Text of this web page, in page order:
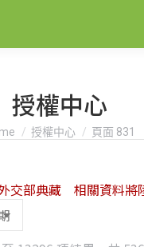
授權中心
are here:
授權中心 頁面 831
交部典藏 相關資料將